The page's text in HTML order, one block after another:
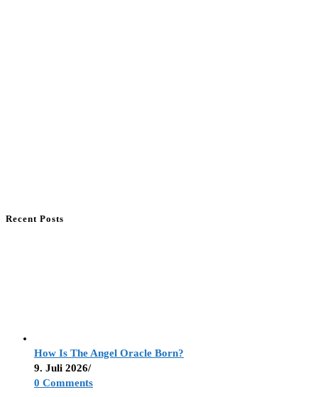
Recent Posts
How Is The Angel Oracle Born?
9. Juli 2026/
0 Comments